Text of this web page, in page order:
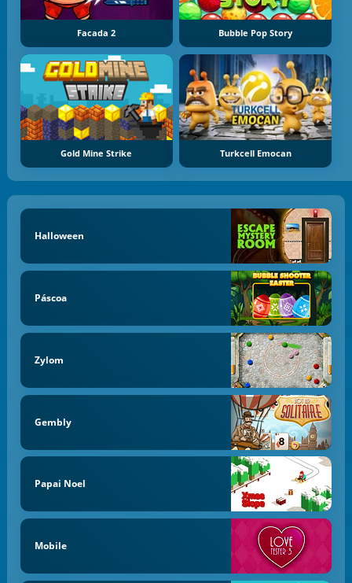
Facada 2 Bubble Pop Story
Gold Mine Strike Turkcell Emocan
Halloween
Páscoa
Zylom
Gembly
Papai Noel
Mobile